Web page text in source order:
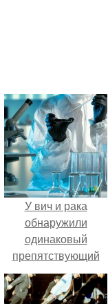
У вич и рака
обнаружили
одинаковый
препятствующий
лечению механизм.